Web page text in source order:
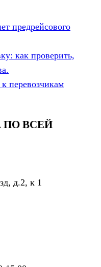
предрейсового
как проверить,
перевозчикам
ПО ВСЕЙ
д.2, к 1